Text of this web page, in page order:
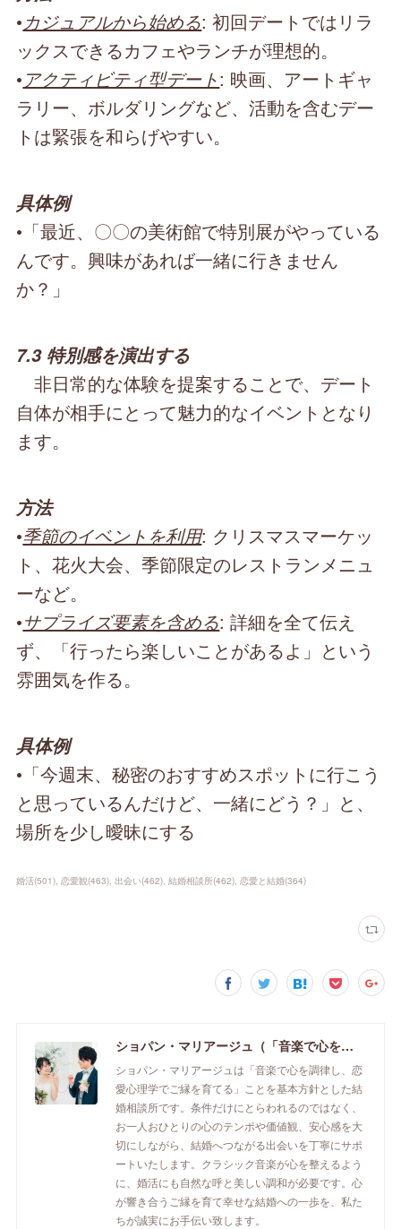
•カジュアルから始める: 初回デートではリラ
ックスできるカフェやランチが理想的。
• アクティビティ型デート: 映画、アートギャ
ラリー、ボルダリングなど、活動を含むデー
トは緊張を和らげやすい。
具体例
•「最近、〇〇の美術館で特別展がやっている
んです。興味があれば一緒に行きません
か？」
7.3 特別感を演出する
非日常的な体験を提案することで、デート
自体が相手にとって魅力的なイベントとなり
ます。
方法
•季節のイベントを利用: クリスマスマーケッ
ト、花火大会、季節限定のレストランメニュ
ーなど。
•サプライズ要素を含める: 詳細を全て伝え
ず、「行ったら楽しいことがあるよ」という
雰囲気を作る。
具体例
•「今週末、秘密のおすすめスポットに行こう
と思っているんだけど、一緒にどう？」と、
場所を少し曖昧にする
婚活(501) 恋愛観(463) 出会い(462) 結婚相談所(462) 恋愛と結婚(364)
ショパン・マリアージュ（「音楽で心を調律し恋愛心理学でご縁を育てる」釧路市の結婚相談所）/ 全国結婚相談事業者連盟正規加盟店 / cherry-piano.com
ショパン・マリアージュは「音楽で心を調律し、恋
愛心理学でご縁を育てる」ことを基本方針とした結
婚相談所です。条件だけにとらわれるのではなく、
お一人おひとりの心のテンポや価値観、安心感を大
切にしながら、結婚へつながる出会いを丁寧にサポ
ートいたします。クラシック音楽が心を整えるよう
に、婚活にも自然な呼と美しい調和が必要です。心
が響き合うご縁を育て幸せな結婚への一歩を、私た
ちが誠実にお手伝い致します。